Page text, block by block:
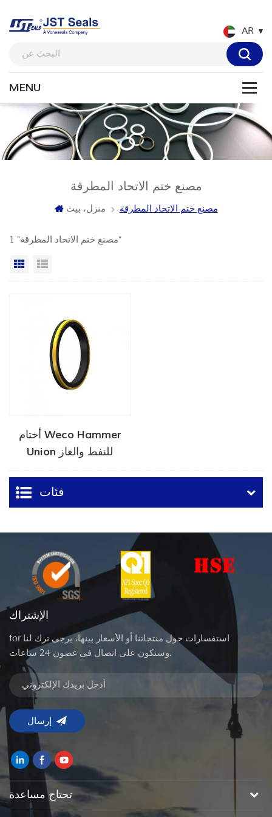
AR
مصنع ختم الاتحاد المطرقة
منزل، بيت مصنع ختم الاتحاد المطرقة
1 "مصنع ختم الاتحاد المطرقة"
عرض شبكي
أختام Weco Hammer
Union للنفط والغاز
فئات
الإشتراك
for استفسارات حول منتجاتنا أو الأسعار بينها، يرجى ترك لنا
وسنكون على اتصال في غضون 24 ساعات.
تحتاج مساعدة